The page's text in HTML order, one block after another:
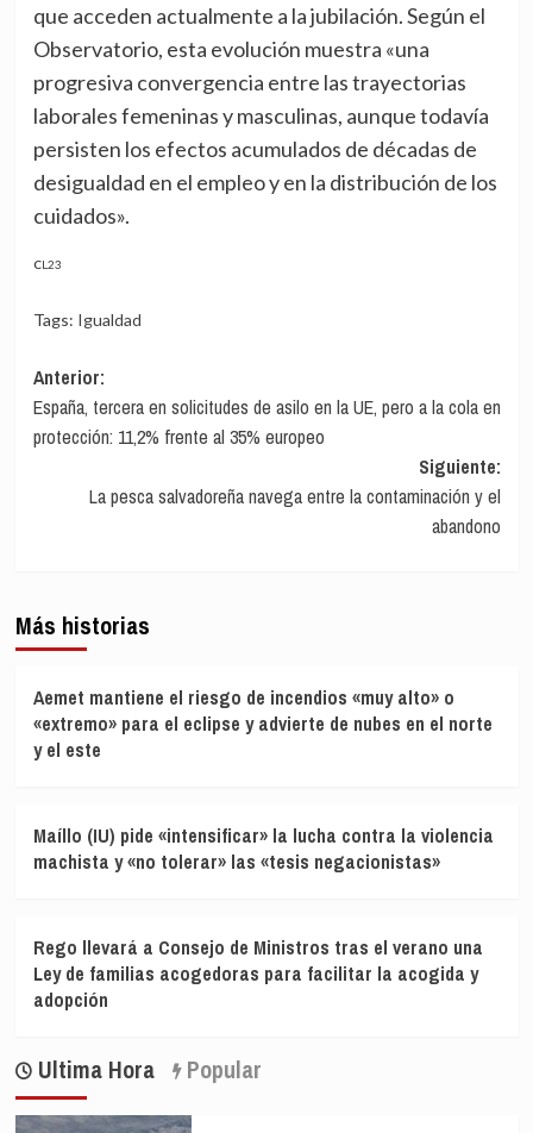
que acceden actualmente a la jubilación. Según el
Observatorio, esta evolución muestra «una
progresiva convergencia entre las trayectorias
laborales femeninas y masculinas, aunque todavía
persisten los efectos acumulados de décadas de
desigualdad en el empleo y en la distribución de los
cuidados».
CL23
Tags: Igualdad
Navegación
de
entradas
Anterior:
España, tercera en solicitudes de asilo en la UE, pero a la cola en
protección: 11,2% frente al 35% europeo
Siguiente:
La pesca salvadoreña navega entre la contaminación y el
abandono
Más historias
Aemet mantiene el riesgo de incendios «muy alto» o
«extremo» para el eclipse y advierte de nubes en el norte
y el este
Maíllo (IU) pide «intensificar» la lucha contra la violencia
machista y «no tolerar» las «tesis negacionistas»
Rego llevará a Consejo de Ministros tras el verano una
Ley de familias acogedoras para facilitar la acogida y
adopción
Ultima Hora Popular